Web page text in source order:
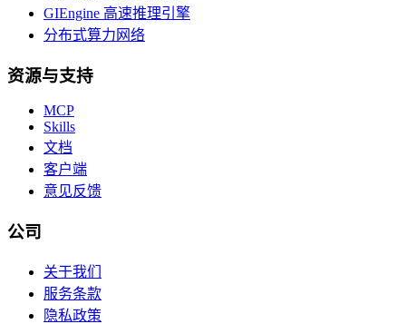
GIEngine 高速推理引擎
分布式算力网络
资源与支持
MCP
Skills
文档
客户端
意见反馈
公司
关于我们
服务条款
隐私政策